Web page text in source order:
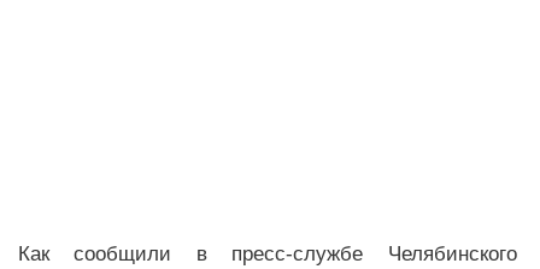
Как сообщили в пресс-службе Челябинского